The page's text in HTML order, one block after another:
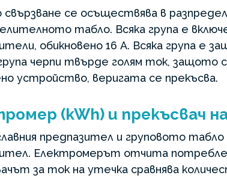
се осъществява в
табло. Всяка група е
обикновено 16 А. Всяка група е
черпи твърде голям ток, защото
устройство, веригата се прекъсва.
(kWh) и прекъсвач
предпазител и груповото
Електромерът отчита
за ток на утечка сравнява